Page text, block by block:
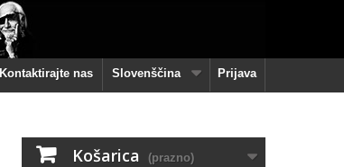
Prijava
Slovenščina
Kontaktirajte nas
Košarica (prazno)